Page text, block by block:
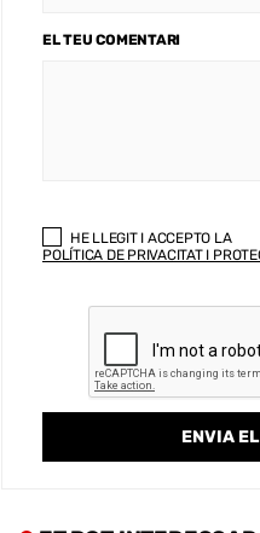
EL TEU COMENTARI
HE LLEGIT I ACCEPTO LA
POLÍTICA DE PRIVACITAT I